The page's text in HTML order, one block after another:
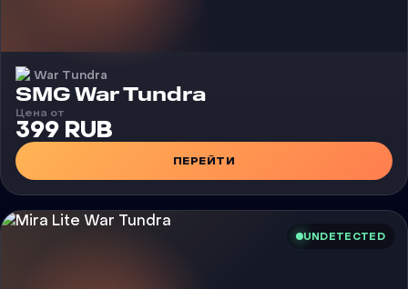
War Tundra
Чит
SMG War Tundra
Цена от
399 RUB
ПЕРЕЙТИ
UNDETECTED